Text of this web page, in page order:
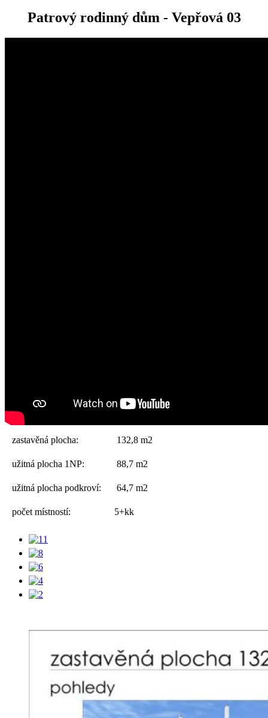
Patrový rodinný dům - Vepřová 03
zastavěná plocha: 132,8 m2
užitná plocha 1NP: 88,7 m2
užitná plocha podkroví: 64,7 m2
počet místností: 5+kk